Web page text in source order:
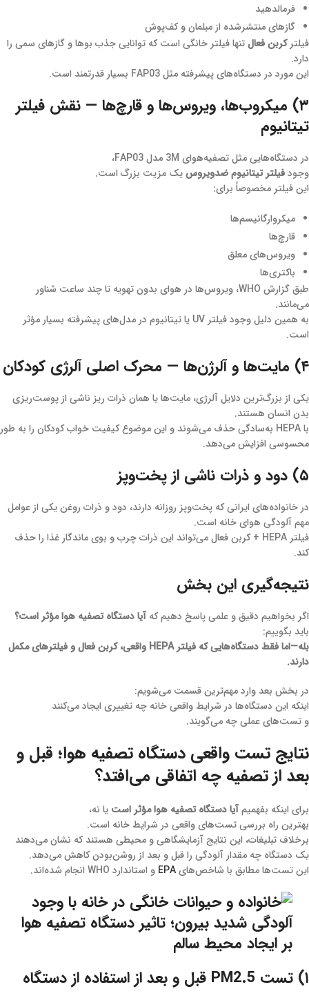
فرمالدهید
گازهای منتشرشده از مبلمان و کف‌پوش
فیلترکربن فعالتنها فیلتر خانگی است که توانایی جذب بوها و گازهای سمی را
دارد.
این مورد در دستگاه‌های پیشرفته مثل FAP03 بسیار قدرتمند است.
۳) میکروب‌ها، ویروس‌ها و قارچ‌ها — نقش فیلتر
تیتانیوم
در دستگاه‌هایی مثل تصفیه‌هوای 3M مدل FAP03،
وجودفیلتر تیتانیوم ضدویروسیک مزیت بزرگ است.
این فیلتر مخصوصاً برای:
میکروارگانیسم‌ها
قارچ‌ها
ویروس‌های معلق
باکتری‌ها
طبق گزارش WHO، ویروس‌ها در هوای بدون تهویه تا چند ساعت شناور
می‌مانند.
به همین دلیل وجود فیلتر UV یا تیتانیوم در مدل‌های پیشرفته بسیار مؤثر
است.
۴) مایت‌ها و آلرژن‌ها — محرک اصلی آلرژی کودکان
یکی از بزرگ‌ترین دلایل آلرژی، مایت‌ها یا همان ذرات ریز ناشی از پوست‌ریزی
بدن انسان هستند.
با HEPA به‌سادگی حذف می‌شوند و این موضوع کیفیت خواب کودکان را به طور
محسوسی افزایش می‌دهد.
۵) دود و ذرات ناشی از پخت‌وپز
در خانواده‌های ایرانی که پخت‌وپز روزانه دارند، دود و ذرات روغن یکی از عوامل
مهم آلودگی هوای خانه است.
فیلتر HEPA + کربن فعال می‌تواند این ذرات چرب و بوی ماندگار غذا را حذف
کند.
نتیجه‌گیری این بخش
اگر بخواهیم دقیق و علمی پاسخ دهیم که آیا دستگاه تصفیه هوا مؤثر است؟
باید بگوییم:
بله—اما فقط دستگاه‌هایی که فیلتر HEPA واقعی، کربن فعال و فیلترهای مکمل
دارند.
در بخش بعد وارد مهم‌ترین قسمت می‌شویم:
اینکه این دستگاه‌ها در شرایط واقعی خانه چه تغییری ایجاد می‌کنند
و تست‌های عملی چه می‌گویند.
نتایج تست واقعی دستگاه تصفیه هوا؛ قبل و
بعد از تصفیه چه اتفاقی می‌افتد؟
برای اینکه بفهمیمآیا دستگاه تصفیه هوا مؤثر است یا نه،
بهترین راه بررسی تست‌های واقعی در شرایط خانه است.
برخلاف تبلیغات، این نتایج آزمایشگاهی و محیطی هستند که نشان می‌دهند
یک دستگاه چه مقدار آلودگی را قبل و بعد از روشن‌بودن کاهش می‌دهد.
این تست‌ها مطابق با شاخص‌هایEPA و استاندارد WHO انجام شده‌اند.
۱) تست PM2.5 قبل و بعد از استفاده از دستگاه